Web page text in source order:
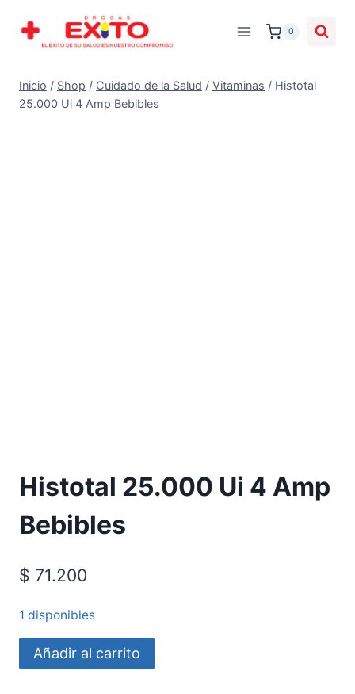
0
Inicio / Shop / Cuidado de la Salud / Vitaminas / Histotal
25.000 Ui 4 Amp Bebibles
Histotal 25.000 Ui 4 Amp
Bebibles
$ 71.200
1 disponibles
Añadir al carrito